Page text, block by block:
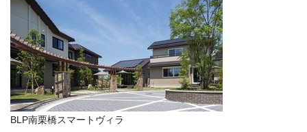
BLP南栗橋スマートヴィラ